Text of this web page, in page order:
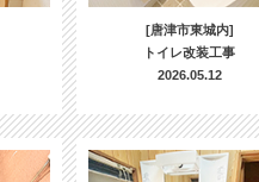
[唐津市東城内]
トイレ改装工事
2026.05.12